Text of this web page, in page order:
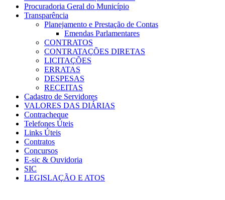
Procuradoria Geral do Município
Transparência
Planejamento e Prestação de Contas
Emendas Parlamentares
CONTRATOS
CONTRATAÇÕES DIRETAS
LICITAÇÕES
ERRATAS
DESPESAS
RECEITAS
Cadastro de Servidores
VALORES DAS DIÁRIAS
Contracheque
Telefones Úteis
Links Úteis
Contratos
Concursos
E-sic & Ouvidoria
SIC
LEGISLAÇÃO E ATOS